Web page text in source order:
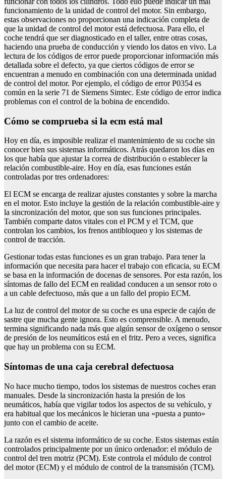
funcionamiento de la unidad de control del motor. Sin embargo,
estas observaciones no proporcionan una indicación completa de
que la unidad de control del motor está defectuosa. Para ello, el
coche tendrá que ser diagnosticado en el taller, entre otras cosas,
haciendo una prueba de conducción y viendo los datos en vivo. La
lectura de los códigos de error puede proporcionar información más
detallada sobre el defecto, ya que ciertos códigos de error se
encuentran a menudo en combinación con una determinada unidad
de control del motor. Por ejemplo, el código de error P0354 es
común en la serie 71 de Siemens Simtec. Este código de error indica
problemas con el control de la bobina de encendido.
Cómo se comprueba si la ecm está mal
Hoy en día, es imposible realizar el mantenimiento de su coche sin
conocer bien sus sistemas informáticos. Atrás quedaron los días en
los que había que ajustar la correa de distribución o establecer la
relación combustible-aire. Hoy en día, esas funciones están
controladas por tres ordenadores:
El ECM se encarga de realizar ajustes constantes y sobre la marcha
en el motor. Esto incluye la gestión de la relación combustible-aire y
la sincronización del motor, que son sus funciones principales.
También comparte datos vitales con el PCM y el TCM, que
controlan los cambios, los frenos antibloqueo y los sistemas de
control de tracción.
Gestionar todas estas funciones es un gran trabajo. Para tener la
información que necesita para hacer el trabajo con eficacia, su ECM
se basa en la información de docenas de sensores. Por esta razón, los
síntomas de fallo del ECM en realidad conducen a un sensor roto o
a un cable defectuoso, más que a un fallo del propio ECM.
La luz de control del motor de su coche es una especie de cajón de
sastre que mucha gente ignora. Esto es comprensible. A menudo,
termina significando nada más que algún sensor de oxígeno o sensor
de presión de los neumáticos está en el fritz. Pero a veces, significa
que hay un problema con su ECM.
Síntomas de una caja cerebral defectuosa
No hace mucho tiempo, todos los sistemas de nuestros coches eran
manuales. Desde la sincronización hasta la presión de los
neumáticos, había que vigilar todos los aspectos de su vehículo, y
era habitual que los mecánicos le hicieran una «puesta a punto»
junto con el cambio de aceite.
La razón es el sistema informático de su coche. Estos sistemas están
controlados principalmente por un único ordenador: el módulo de
control del tren motriz (PCM). Este controla el módulo de control
del motor (ECM) y el módulo de control de la transmisión (TCM).